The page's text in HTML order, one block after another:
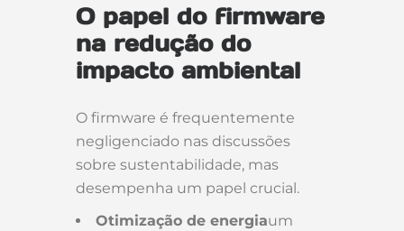
O papel do firmware
na redução do
impacto ambiental
O firmware é frequentemente
negligenciado nas discussões
sobre sustentabilidade, mas
desempenha um papel crucial.
Otimização de energiaum